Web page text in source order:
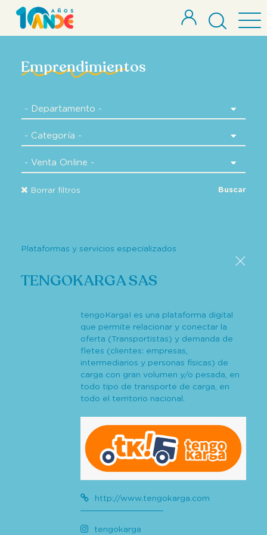
Emprendimientos
Borrar filtros Buscar
Plataformas y servicios especializados
TENGOKARGA SAS
tengoKarga! es una plataforma digital
que permite relacionar y conectar la
oferta (Transportistas) y demanda de
fletes (clientes: empresas,
intermediarios y personas físicas) de
carga con gran volumen y/o pesada, en
todo tipo de transporte de carga, en
todo el territorio nacional.
http://www.tengokarga.com
tengokarga